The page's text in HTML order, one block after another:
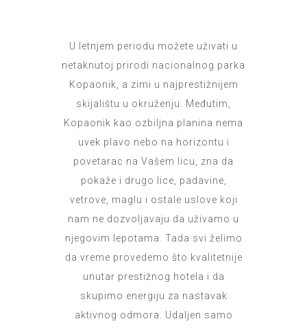
U letnjem periodu možete uživati u
netaknutoj prirodi nacionalnog parka
Kopaonik, a zimi u najprestižnijem
skijalištu u okruženju. Međutim,
Kopaonik kao ozbiljna planina nema
uvek plavo nebo na horizontu i
povetarac na Vašem licu, zna da
pokaže i drugo lice, padavine,
vetrove, maglu i ostale uslove koji
nam ne dozvoljavaju da uživamo u
njegovim lepotama. Tada svi želimo
da vreme provedemo što kvalitetnije
unutar prestižnog hotela i da
skupimo energiju za nastavak
aktivnog odmora. Udaljen samo